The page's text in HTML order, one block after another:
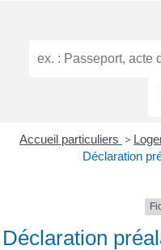
Accueil particuliers >
Déclaration
Déclaration